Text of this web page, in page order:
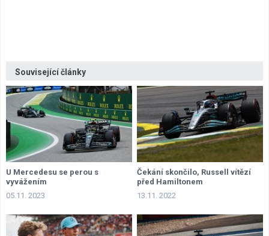
Související články
U Mercedesu se perou s
vyvážením
05.11. 2023
Čekání skončilo, Russell vítězí
před Hamiltonem
13.11. 2022